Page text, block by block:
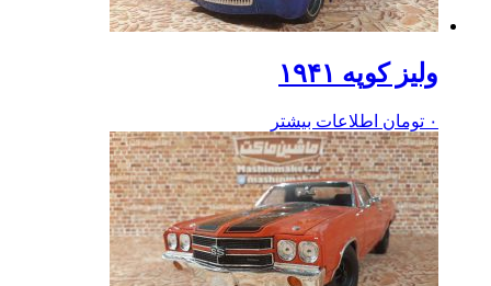
ولیز کوپه ۱۹۴۱
۰ تومان اطلاعات بیشتر